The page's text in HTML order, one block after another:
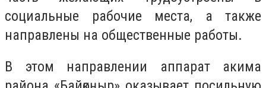
социальные рабочие места, а также
направлены на общественные работы.
В этом направлении аппарат акима